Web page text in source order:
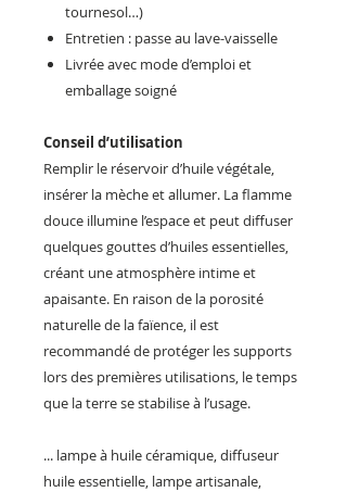
tournesol…)
Entretien : passe au lave-vaisselle
Livrée avec mode d’emploi et
emballage soigné
Conseil d’utilisation
Remplir le réservoir d’huile végétale,
insérer la mèche et allumer. La flamme
douce illumine l’espace et peut diffuser
quelques gouttes d’huiles essentielles,
créant une atmosphère intime et
apaisante. En raison de la porosité
naturelle de la faïence, il est
recommandé de protéger les supports
lors des premières utilisations, le temps
que la terre se stabilise à l’usage.
... lampe à huile céramique, diffuseur
huile essentielle, lampe artisanale,